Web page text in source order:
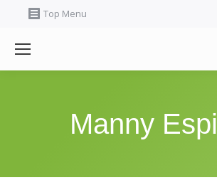
Top Menu
Manny